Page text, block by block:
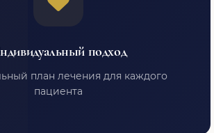
подход
план лечения для каждого
пациента